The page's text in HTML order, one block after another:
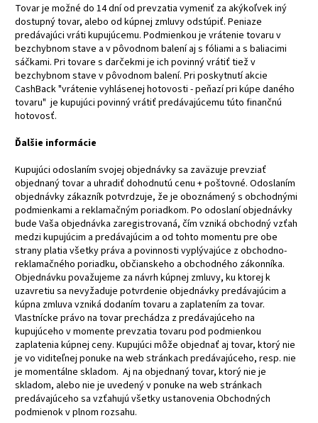
Tovar je možné do 14 dní od prevzatia vymeniť za akýkoľvek iný
dostupný tovar, alebo od kúpnej zmluvy odstúpiť. Peniaze
predávajúci vráti kupujúcemu. Podmienkou je vrátenie tovaru v
bezchybnom stave a v pôvodnom balení aj s fóliami a s baliacimi
sáčkami. Pri tovare s darčekmi je ich povinný vrátiť tiež v
bezchybnom stave v pôvodnom balení. Pri poskytnutí akcie
CashBack "vrátenie vyhlásenej hotovosti - peňazí pri kúpe daného
tovaru" je kupujúci povinný vrátiť predávajúcemu túto finančnú
hotovosť.
Ďalšie informácie
Kupujúci odoslaním svojej objednávky sa zaväzuje prevziať
objednaný tovar a uhradiť dohodnutú cenu + poštovné. Odoslaním
objednávky zákazník potvrdzuje, že je oboznámený s obchodnými
podmienkami a reklamačným poriadkom. Po odoslaní objednávky
bude Vaša objednávka zaregistrovaná, čím vzniká obchodný vzťah
medzi kupujúcim a predávajúcim a od tohto momentu pre obe
strany platia všetky práva a povinnosti vyplývajúce z obchodno-
reklamačného poriadku, občianskeho a obchodného zákonníka.
Objednávku považujeme za návrh kúpnej zmluvy, ku ktorej k
uzavretiu sa nevyžaduje potvrdenie objednávky predávajúcim a
kúpna zmluva vzniká dodaním tovaru a zaplatením za tovar.
Vlastnícke právo na tovar prechádza z predávajúceho na
kupujúceho v momente prevzatia tovaru pod podmienkou
zaplatenia kúpnej ceny. Kupujúci môže objednať aj tovar, ktorý nie
je vo viditeľnej ponuke na web stránkach predávajúceho, resp. nie
je momentálne skladom. Aj na objednaný tovar, ktorý nie je
skladom, alebo nie je uvedený v ponuke na web stránkach
predávajúceho sa vzťahujú všetky ustanovenia Obchodných
podmienok v plnom rozsahu.